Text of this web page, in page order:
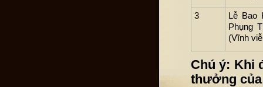
3
Lễ Bao
Phụng
(Vĩnh
Chú ý: Khi
thưởng